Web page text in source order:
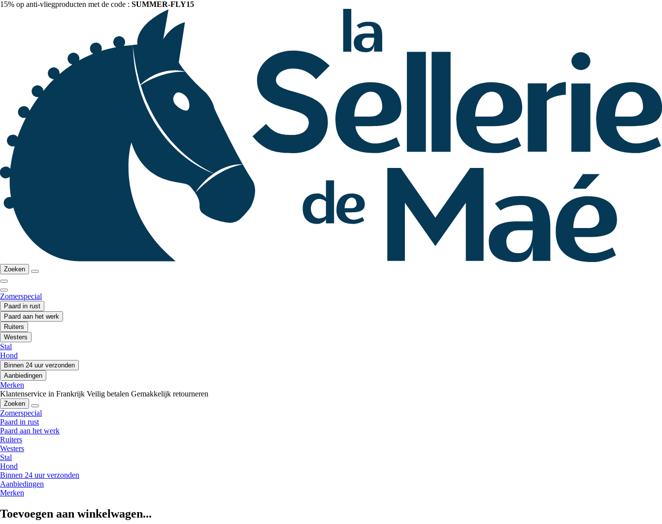
15% op anti-vliegproducten met de code : SUMMER-FLY15
Zoeken
Zomerspecial
Paard in rust
Paard aan het werk
Ruiters
Westers
Stal
Hond
Binnen 24 uur verzonden
Aanbiedingen
Merken
Klantenservice in Frankrijk Veilig betalen Gemakkelijk retourneren
Zoeken
Zomerspecial
Paard in rust
Paard aan het werk
Ruiters
Westers
Stal
Hond
Binnen 24 uur verzonden
Aanbiedingen
Merken
Toevoegen aan winkelwagen...